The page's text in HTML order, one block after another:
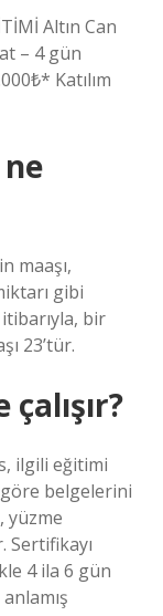
Altın Can
– 4 gün
Katılım
maaşı,
gibi
bir
23’tür.
ilgili eğitimi
belgelerini
yüzme
Sertifikayı
4 ila 6 gün